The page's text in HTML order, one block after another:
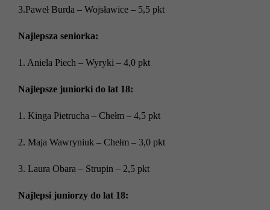
3.Paweł Burda – Wojsławice – 5,5 pkt
Najlepsza seniorka:
1. Aniela Piech – Wyryki – 4,0 pkt
Najlepsze juniorki do lat 18:
1. Kinga Pietrucha – Chełm – 4,5 pkt
2. Maja Wawryniuk – Chełm – 3,0 pkt
3. Laura Obara – Strupin – 2,5 pkt
Najlepsi juniorzy do lat 18: